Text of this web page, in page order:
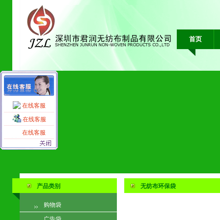
首页
在线客服
在线客服
在线客服
产品类别 无纺布环保袋
购物袋